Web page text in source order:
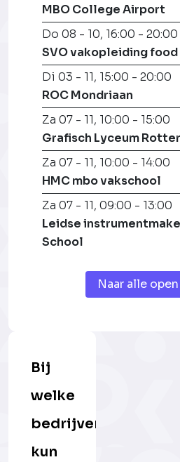
MBO College Airport
Do 08 - 10, 16:00 - 20:00
SVO vakopleiding food
Di 03 - 11, 15:00 - 20:00
ROC Mondriaan
Za 07 - 11, 10:00 - 15:00
Grafisch Lyceum
Za 07 - 11, 10:00 - 14:00
HMC mbo vakschool
Za 07 - 11, 09:00 - 13:00
Leidse
School
Naar alle
Bij
welke
bedrijven
kun